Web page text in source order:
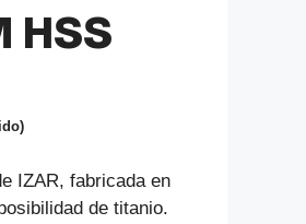
HSS
IZAR, fabricada en
de titanio.